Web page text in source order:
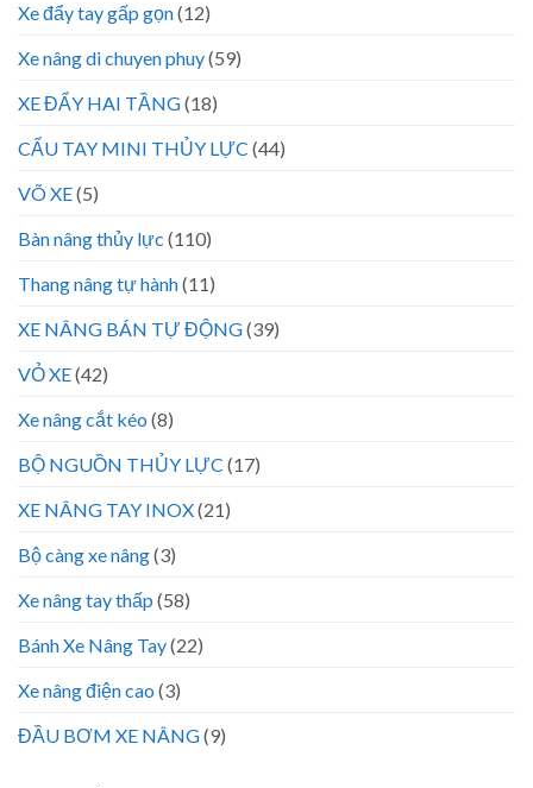
Xe đẩy tay gấp gọn(12)
Xe nâng di chuyen phuy(59)
XE ĐẨY HAI TẦNG(18)
CẨU TAY MINI THỦY LỰC (44)
VÕ XE(5)
Bàn nâng thủy lực (110)
Thang nâng tự hành(11)
XE NÂNG BÁN TỰ ĐỘNG(39)
VỎ XE(42)
Xe nâng cắt kéo (8)
BỘ NGUỒN THỦY LỰC (17)
XE NÂNG TAY INOX(21)
Bộ càng xe nâng(3)
Xe nâng tay thấp (58)
Bánh Xe Nâng Tay(22)
Xe nâng điện cao (3)
ĐẦU BƠM XE NÂNG(9)